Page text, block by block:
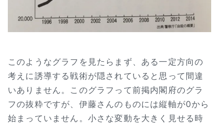
このようなグラフを見たらまず、ある一定方向の
考えに誘導する戦術が隠されていると思って間違
いありません。このグラフって前掲内閣府のグラ
フの抜粋ですが、伊藤さんのものには縦軸が0から
始まっていません。小さな変動を大きく見せる時